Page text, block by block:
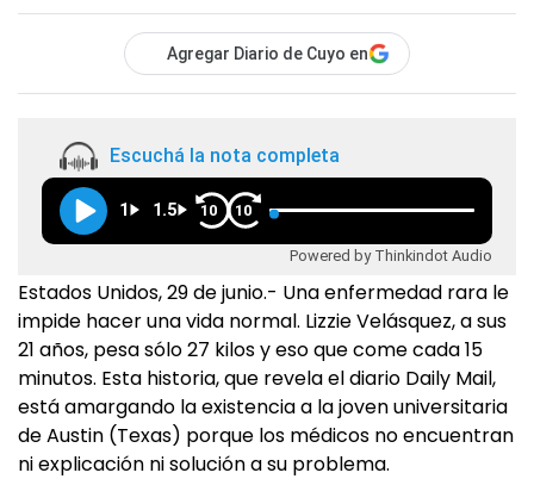
Agregar Diario de Cuyo en
Escuchá la nota completa
1 1.5 10 10
Powered by Thinkindot Audio
Estados Unidos, 29 de junio.- Una enfermedad rara le
impide hacer una vida normal. Lizzie Velásquez, a sus
21 años, pesa sólo 27 kilos y eso que come cada 15
minutos. Esta historia, que revela el diario Daily Mail,
está amargando la existencia a la joven universitaria
de Austin (Texas) porque los médicos no encuentran
ni explicación ni solución a su problema.